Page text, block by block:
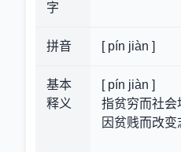
字
拼音 [ pín jiàn ]
基本
释义
[ pín jiàn ]
指贫穷而社会
因贫贱而改变